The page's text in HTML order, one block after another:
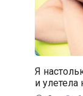
Я
и улетела